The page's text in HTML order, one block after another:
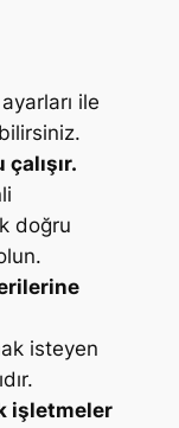
ile
doğru
isteyen
işletmeler